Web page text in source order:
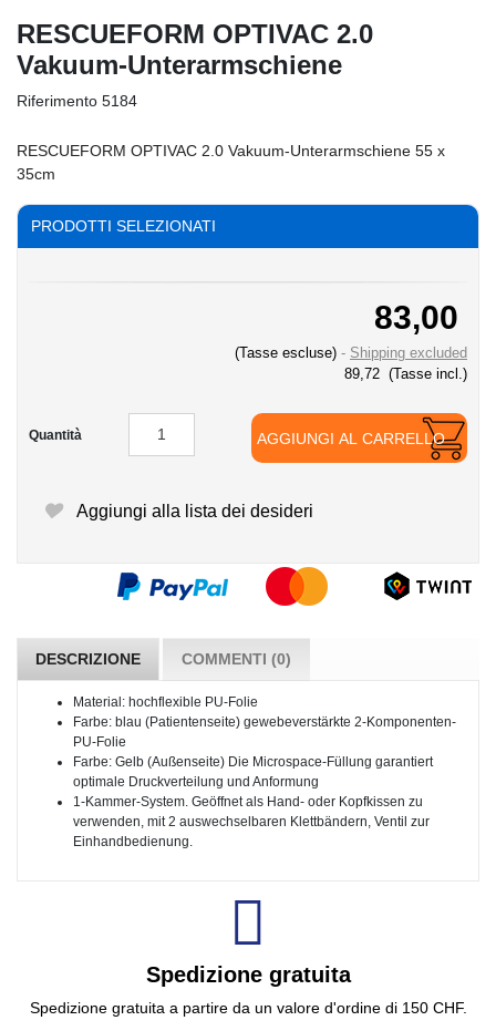
RESCUEFORM OPTIVAC 2.0
Vakuum-Unterarmschiene
Riferimento 5184
RESCUEFORM OPTIVAC 2.0 Vakuum-Unterarmschiene 55 x
35cm
PRODOTTI SELEZIONATI
83,00
(Tasse escluse)
Shipping excluded
89,72 (Tasse incl.)
Quantità AGGIUNGI AL CARRELLO
Aggiungi alla lista dei desideri
DESCRIZIONE COMMENTI (0)
Material: hochflexible PU-Folie
Farbe: blau (Patientenseite) gewebeverstärkte 2-Komponenten-
PU-Folie
Farbe: Gelb (Außenseite) Die Microspace-Füllung garantiert
optimale Druckverteilung und Anformung
1-Kammer-System. Geöffnet als Hand- oder Kopfkissen zu
verwenden, mit 2 auswechselbaren Klettbändern, Ventil zur
Einhandbedienung.
Spedizione gratuita
Spedizione gratuita a partire da un valore d'ordine di 150 CHF.